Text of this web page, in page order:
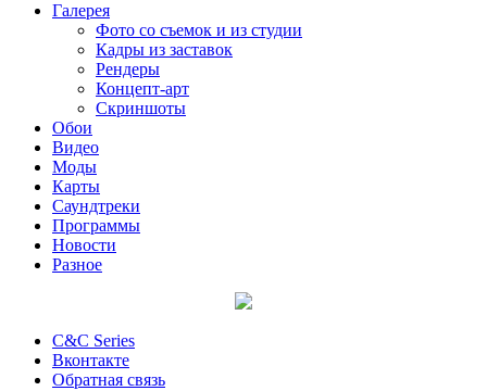
Галерея
Фото со съемок и из студии
Кадры из заставок
Рендеры
Концепт-арт
Скриншоты
Обои
Видео
Моды
Карты
Саундтреки
Программы
Новости
Разное
C&C Series
Вконтакте
Обратная связь